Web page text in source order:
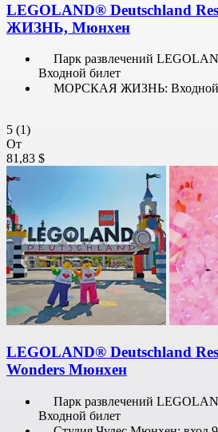
LEGOLAND® Deutschland
ЖИЗНЬ, Мюнхен
Парк развлечений
Входной билет
МОРСКАЯ ЖИЗНЬ: Входной
5 (1)
От
81,83 $
LEGOLAND® Deutschland
Wonders Мюнхен
Парк развлечений
Входной билет